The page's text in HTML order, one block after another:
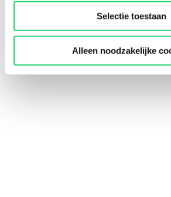
Selectie toestaan
Alleen noodzakelijke